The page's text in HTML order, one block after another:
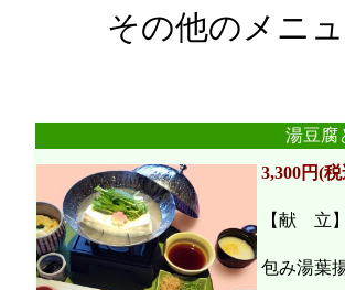
その他のメニ
湯豆腐
3,300円(
【献 立
包み湯葉